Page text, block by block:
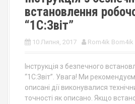
встановлення
“1С:Звіт”
10 Липня, 2017 Rom4ik Bom4ik
Інструкція з безпечного
“1С:Звіт”. Увага! Ми
описані дії виконувалися
точності як описано. Якщо